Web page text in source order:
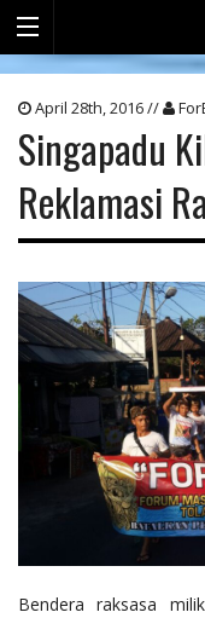
April 28th, 2016 //
Singapadu
Reklamasi
Bendera raksasa